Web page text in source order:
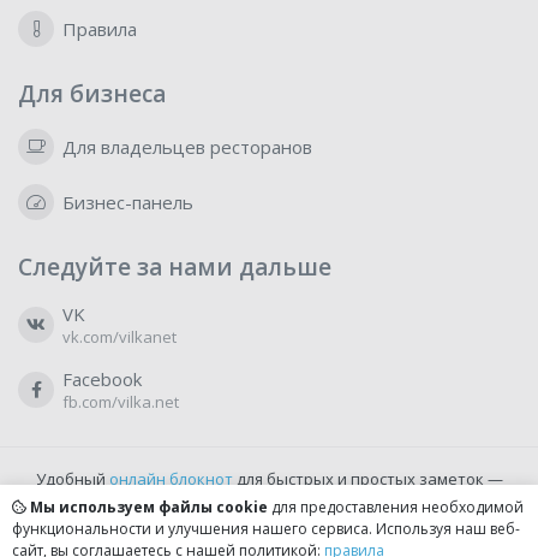
Правила
Для бизнеса
Для владельцев ресторанов
Бизнес-панель
Следуйте за нами дальше
VK
vk.com/vilkanet
Facebook
fb.com/vilka.net
Удобный онлайн блокнотдля быстрых и простых заметок —
бесплатно и доступно прямо из браузера.
Мы используем файлы cookie для предоставления необходимой
функциональности и улучшения нашего сервиса. Используя наш веб-
сайт, вы соглашаетесь с нашей политикой: правила